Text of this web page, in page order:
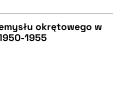
okrętowego w
1955